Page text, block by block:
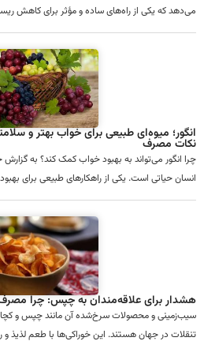
می‌دهد که یکی از راه‌های ساده و مؤثر برای کاهش
انگور؛ میوه‌ای طبیعی برای خواب بهتر و
نکات مصرف
چرا انگور می‌تواند به بهبود خواب کمک کند؟ به
انسان حیاتی است. یکی از راهکارهای طبیعی برای
هشدار برای علاقه‌مندان به چپس: چرا
سیب‌زمینی و محصولات سرخ‌شده آن مانند چپس و
تنقلات در جهان هستند. این خوراکی‌ها با طعم لذیذ